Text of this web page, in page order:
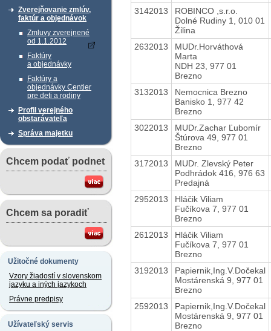
Zverejňovanie zmlúv,
faktúr a objednávok
Zmluvy zverejnené
od 1.1.2012
Faktúry
a objednávky
Faktúry a
objednávky Centier
pre deti a rodiny
Profil verejného
obstarávateľa
Správa majetku
Chcem podať podnet
Chcem sa poradiť
Užitočné dokumenty
Vzory žiadostí v slovenskom
jazyku a iných jazykoch
Právne predpisy
Užívateľský servis
3142013
ROBINCO ,s.r.o.
Dolné Rudiny 1, 010 01
Žilina
2632013
MUDr.Horváthová
Marta
NDH 23, 977 01
Brezno
3132013
Nemocnica Brezno
Banisko 1, 977 42
Brezno
3022013
MUDr.Zachar Ľubomír
Štúrova 49, 977 01
Brezno
3172013
MUDr. Zlevský Peter
Podhrádok 416, 976 63
Predajná
2952013
Hláčik Viliam
Fučíkova 7, 977 01
Brezno
2612013
Hláčik Viliam
Fučíkova 7, 977 01
Brezno
3192013
Papiernik,Ing.V.Dočekal
Mostárenská 9, 977 01
Brezno
2592013
Papiernik,Ing.V.Dočekal
Mostárenská 9, 977 01
Brezno